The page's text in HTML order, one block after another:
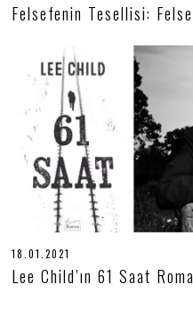
.
.
2
0
2
3
Felsefenin Tesellisi:
18.01.2021
8
.
Lee Child’ın 61 Saat